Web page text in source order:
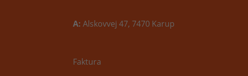
A: Alskovvej 47, 7470 Karup
Faktura